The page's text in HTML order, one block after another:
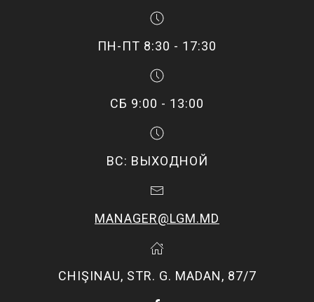
ПН-ПТ 8:30 - 17:30
СБ 9:00 - 13:00
ВС: ВЫХОДНОЙ
MANAGER@LGM.MD
CHIŞINAU, STR. G. MADAN, 87/7